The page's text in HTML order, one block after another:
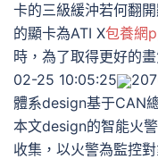
卡的三級緩沖若何翻
的顯卡為ATI X包養網
時，為了取得更好的
02-25 10:05:25
體系design基于CAN
本文design的智能火
收集，以火警為監控